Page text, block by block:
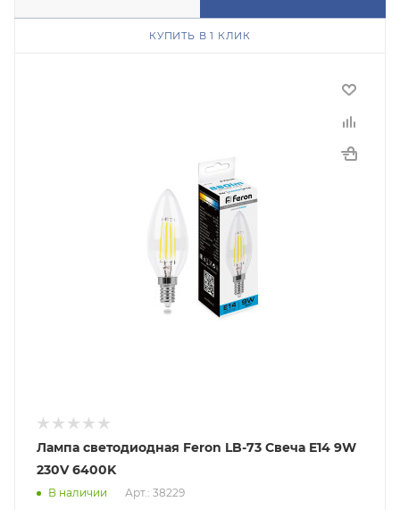
КУПИТЬ В 1 КЛИК
Лампа светодиодная Feron LB-73 Свеча E14 9W
230V 6400K
В наличии Арт.: 38229